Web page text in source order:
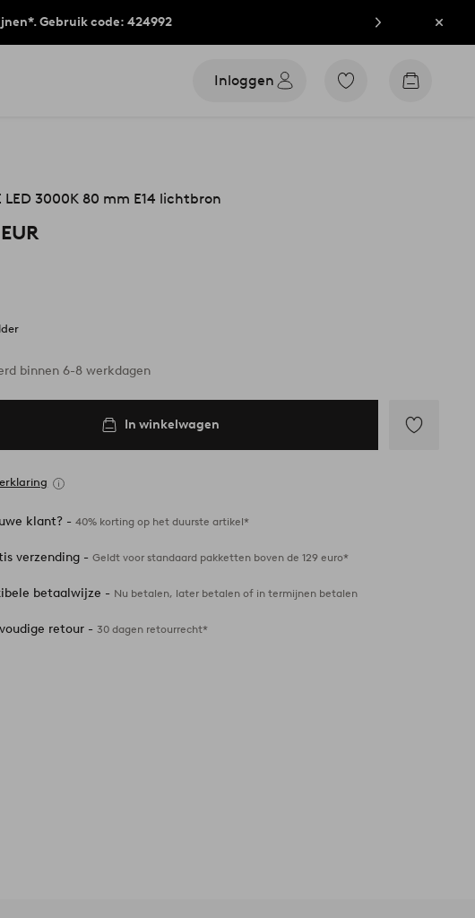
Gebruik code: 424992
Inloggen
Ga
Go
LED 3000K 80 mm E14 lichtbron
binnen 6-8 werkdagen
In winkelwagen
klant? -40% korting op het duurste artikel*
verzending -Geldt voor standaard pakketten boven de 129 euro*
betaalwijze - Nu betalen, later betalen of in termijnen betalen
retour -30 dagen retourrecht*